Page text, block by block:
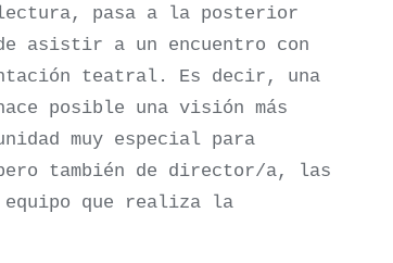
pasa a la posterior
asistir a un encuentro con
teatral. Es decir, una
posible una visión más
muy especial para
también de director/a, las
que realiza la